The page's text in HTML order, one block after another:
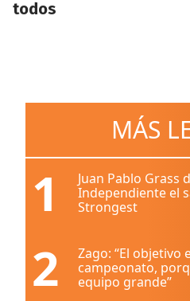
todos
MÁS
1
Juan Pablo Grass
Independiente el
Strongest
2
Zago: “El objetivo
campeonato,
equipo grande”